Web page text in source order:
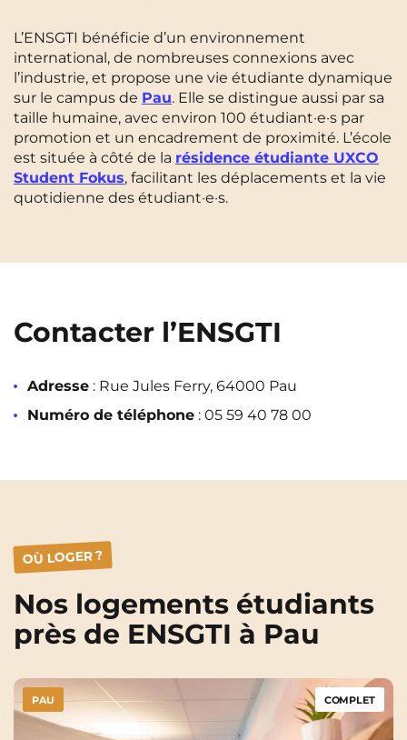
Noisy-Le-Grand Orly
Palaiseau Paris
Pau Reims
Saint-Denis Saint-Etienne
Villejuif Villeneuve-d'Ascq
L’ENSGTI bénéficie d’un environnement
international, de nombreuses connexions avec
l’industrie, et propose une vie étudiante dynamique
sur le campus de Pau. Elle se distingue aussi par sa
taille humaine, avec environ 100 étudiant·e·s par
promotion et un encadrement de proximité. L’école
est située à côté de la résidence étudiante UXCO
Student Fokus, facilitant les déplacements et la vie
quotidienne des étudiant·e·s.
Contacter l’ENSGTI
Adresse : Rue Jules Ferry, 64000 Pau
Numéro de téléphone : 05 59 40 78 00
OÙ LOGER ?
Nos logements étudiants
près de ENSGTI à Pau
PAU COMPLET